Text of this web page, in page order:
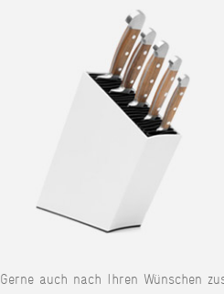
Gerne auch nach Ihren Wünschen